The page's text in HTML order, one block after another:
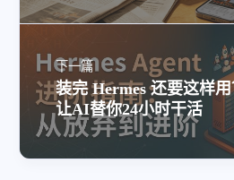
下一篇
装完 Hermes 还要这样
让AI替你24小时干活